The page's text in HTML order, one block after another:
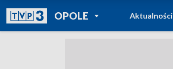
OPOLEPOWRÓT DO
TVP REGIONY
Aktualności